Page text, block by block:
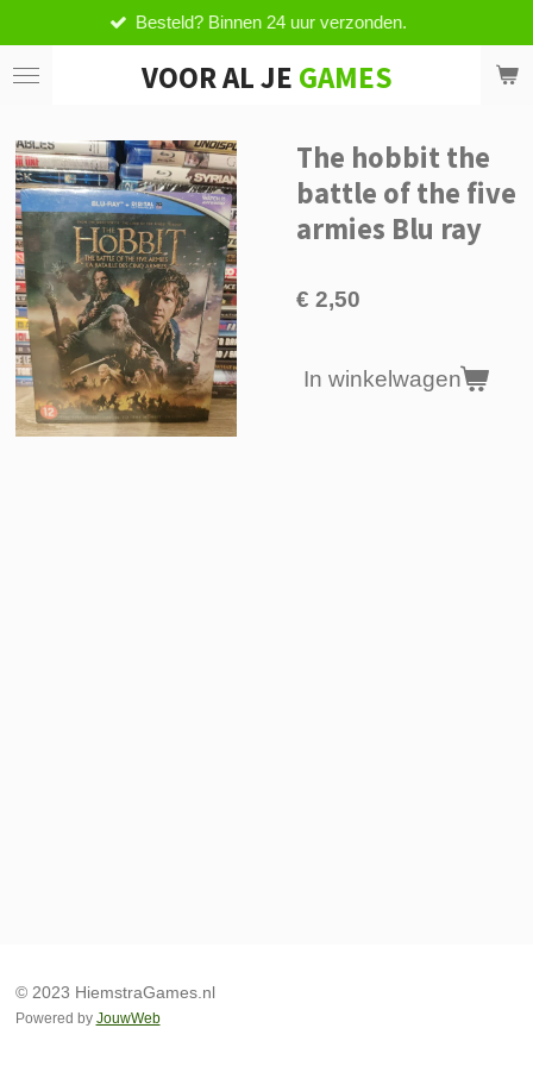
direct
naar
VOOR AL JE GAMES
Binnen 24 uur verzonden.
The hobbit the
battle of the five
armies Blu ray
€ 2,50
In winkelwagen
© 2023 HiemstraGames.nl
Powered by JouwWeb